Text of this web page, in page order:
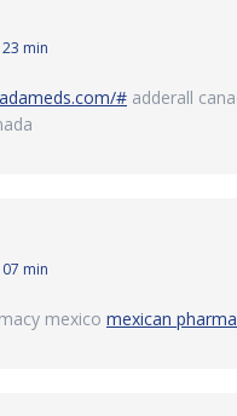
min
# adderall
min
mexico mexican